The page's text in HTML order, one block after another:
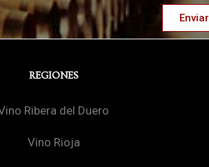
Enviar
REGIONES
Ribera del Duero
Vino Rioja